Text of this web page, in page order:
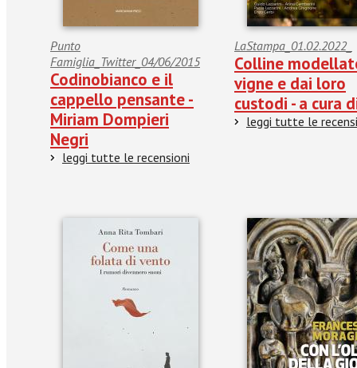
Punto
Famiglia_Twitter_04/06/2015
Codinobianco e il
cappello pensante -
Miriam Dompieri
Negri
leggi tutte le recensioni
LaStampa_01.02.2022_
Colline
vigne e dai loro
custodi - a cura
leggi tutte le